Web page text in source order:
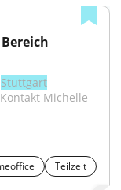
Stuttgart
Michelle
Teilzeit